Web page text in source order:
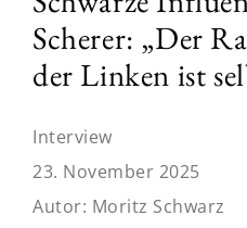
Scherer: „Der
der Linken ist
Interview
23. November 2025
Autor: Moritz Schwarz